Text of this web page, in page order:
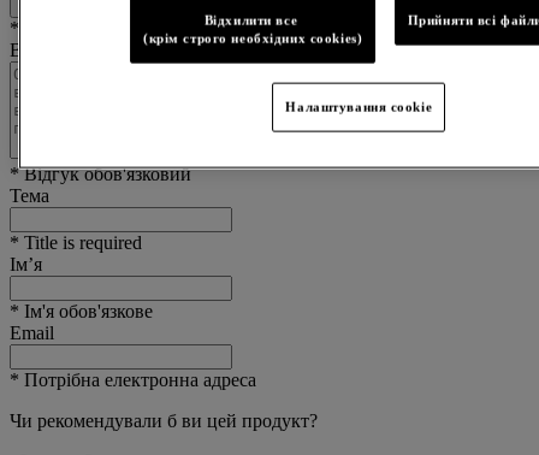
* Потрібна оцінка
Ваш відгук
* Відгук обов'язковий
Тема
* Title is required
Ім’я
* Ім'я обов'язкове
Email
* Потрібна електронна адреса
Чи рекомендували б ви цей продукт?
Відхилити все
(крім строго необхідних cookies)
Прийняти всі
Налаштування cookie